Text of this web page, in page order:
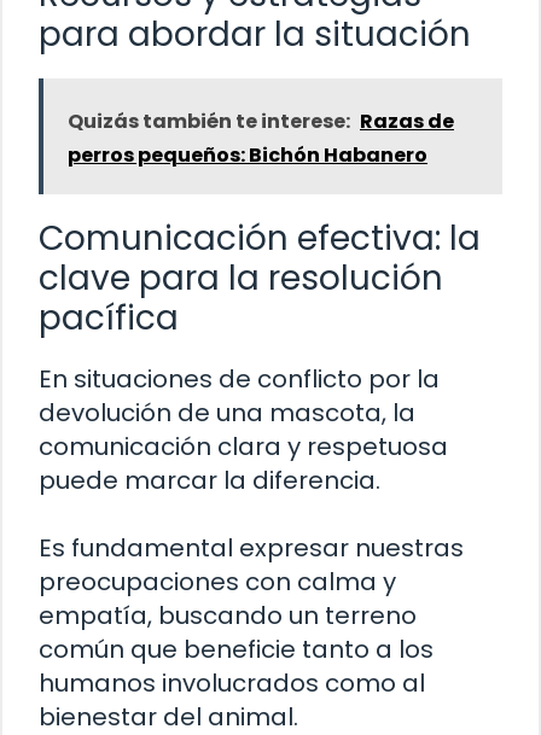
para abordar la situación
Quizás también te interese: Razas de
perros pequeños: Bichón Habanero
Comunicación efectiva: la
clave para la resolución
pacífica
En situaciones de conflicto por la
devolución de una mascota, la
comunicación clara y respetuosa
puede marcar la diferencia.
Es fundamental expresar nuestras
preocupaciones con calma y
empatía, buscando un terreno
común que beneficie tanto a los
humanos involucrados como al
bienestar del animal.